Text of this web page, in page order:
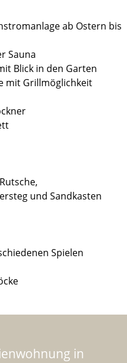
ab Ostern bis
Sauna
Blick in den Garten
mit Grillmöglichkeit
und Sandkasten
Spielen
in